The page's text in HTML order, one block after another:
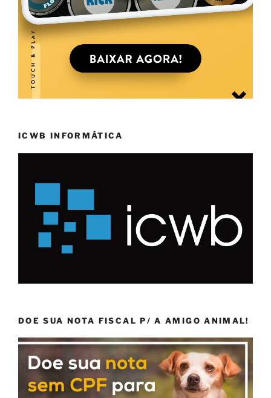
ICWB INFORMÁTICA
DOE SUA NOTA FISCAL P/ A AMIGO ANIMAL!